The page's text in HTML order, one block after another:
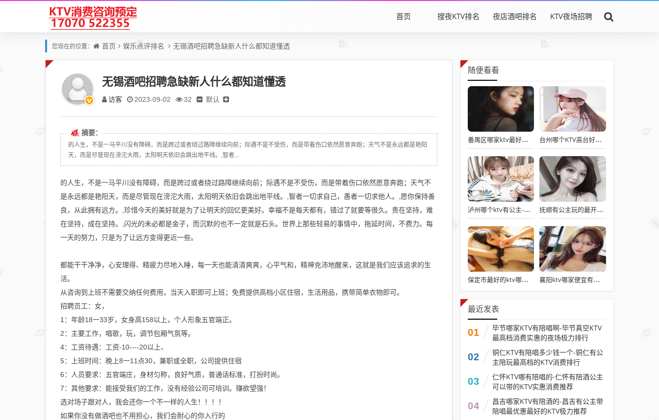
首页 搜夜KTV排名 夜店酒吧排名 KTV夜场招聘
您现在的位置： 首页 娱乐点评排名 无锡酒吧招聘急缺新人什么都知道懂透
无锡酒吧招聘急缺新人什么都知道懂透
访客 2023-09-02 32 默认
摘要：
的人生，不是一马平川没有障碍，而是跨过或者绕过路障继续向前；际遇不是不受伤，而是带着伤口依然愿意奔跑；天气不是永远都是艳阳
天，而是尽管现在滂沱大雨，太阳明天依旧会跳出地平线。,智者...
的人生，不是一马平川没有障碍，而是跨过或者绕过路障继续向前；际遇不是不受伤，而是带着伤口依然愿意奔跑；天气不
是永远都是艳阳天，而是尽管现在滂沱大雨，太阳明天依旧会跳出地平线。,智者一切求自己，愚者一切求他人。,愿你保持善
良，从此拥有远方。,珍惜今天的美好就是为了让明天的回忆更美好。幸福不是每天都有，错过了就要等很久。贵在坚持，难
在坚持，成在坚持。,闪光的未必都是金子，而沉默的也不一定就是石头。世界上那些轻易的事情中，拖延时间，不费力。每
一天的努力，只是为了让远方变得更近一些。
都能干干净净，心安理得、精疲力尽地入睡，每一天也能清清爽爽，心平气和，精神充沛地醒来，这就是我们应该追求的生
活。
从咨询到上班不需要交纳任何费用，当天入职即可上班；免费提供高档小区住宿，生活用品，携带简单衣物即可。
招聘员工：女，
1：年龄18一33岁，女身高158以上，个人形象五官端正。
2：主要工作，唱歌，玩，调节包厢气氛等。
4：工资待遇：工资-10----20以上、
5：上班时间：晚上8一11点30，兼职或全职，公司提供住宿
6：人员要求：五官端庄，身材匀称，良好气质，普通话标准，打扮时尚。
7：其他要求：能接受我们的工作，没有经验公司可培训。赚欲望强！
选对场子跟对人，我会还你一个不一样的人生！！！！
如果你没有做酒吧也不用担心，我们会耐心的你入行的
随便看看
番禺区哪家ktv最好有公主—番禺有陪酒公主好玩的最高端ktv排名集锦 台州哪个KTV高台好玩-台州最好玩的ktv真空坐台小费三大排行
泸州哪个ktv有公主-泸州最好的豪华ktv公主价格三大明细 抚顺有公主玩的最开放的ktv在哪—抚顺有陪酒年轻的多最好的ktv排名
保定市最好的ktv哪个有真空台—保定ktv公主漂亮多的三大夜总会排名回放 襄阳ktv哪家便宜有陪酒-襄阳最有档次好玩的ktv陪唱价格前三大排行
最近发表
01
毕节哪家KTV有陪唱啊-毕节真空KTV
最高档消费实惠的夜场极力排行
02
铜仁KTV有陪唱多少钱一个-铜仁有公
主陪玩最高档的KTV消费排行
03
仁怀KTV哪有陪唱的-仁怀有陪酒公主
可以带的KTV实惠消费推荐
04
昌吉哪家KTV有陪酒的-昌吉有公主带
陪唱最优惠最好的KTV极力推荐